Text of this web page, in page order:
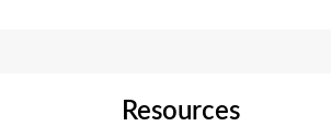
Resources